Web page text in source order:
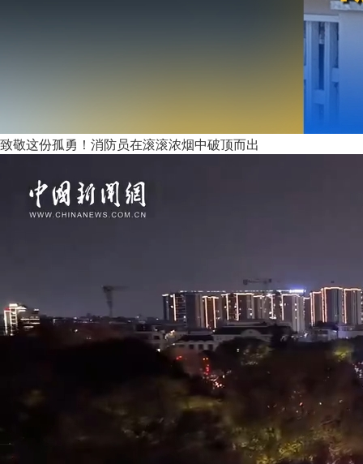
致敬这份孤勇！消防员在滚滚浓烟中破顶而出